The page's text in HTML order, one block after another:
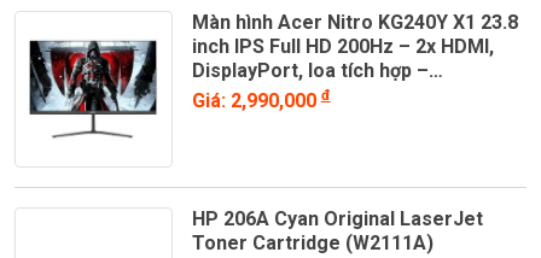
Màn hình Acer Nitro KG240Y X1 23.8
inch IPS Full HD 200Hz – 2x HDMI,
DisplayPort, loa tích hợp –
UM.QX0SV.101
Giá: 2,990,000đ
HP 206A Cyan Original LaserJet
Toner Cartridge (W2111A)